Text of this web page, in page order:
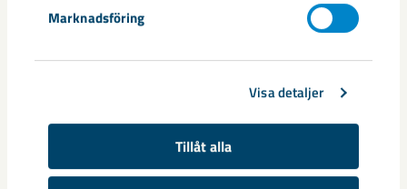
Marknadsföring
Visa detaljer
Tillåt alla
Taggar